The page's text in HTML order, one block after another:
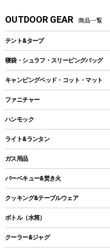
OUTDOOR GEAR 商品一覧
テント&タープ
テント
ツールームテント
ワンポールテント
シェルターテント
ロッジ型・オリジナルテント
タープ
スクエアタープ（レクタタープ）
メッシュタープ
自立式タープ
寝袋・シュラフ・スリーピングバッグ
レクタングラー型（封筒型）シュラフ
インナーシュラフ
キャンピングベッド・コット・マット
キャンピングベッド・コット
インフレータブルマット
ファニチャー
アウトドアテーブル
レジャーシート
ハンモック
ライト&ランタン
LEDランタン
ガスランタン
オイルランタン
LEDライト
ヘッドライト
ガス用品
ガスバーナー
ガス缶
ガストーチ、ライター
バーベキュー&焚き火
バーベキューコンロ、グリル
焚き火台タイプ（ロースタイル）グリル
卓上タイプグリル
クッキング&テーブルウェア
ダッチオーブン
ホットサンドメーカー
ボトル（水筒）
ステンレスボトル
クーラー&ジャグ